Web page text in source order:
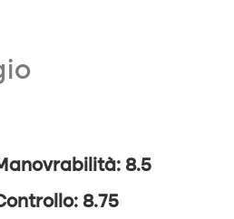
8.5
8.75